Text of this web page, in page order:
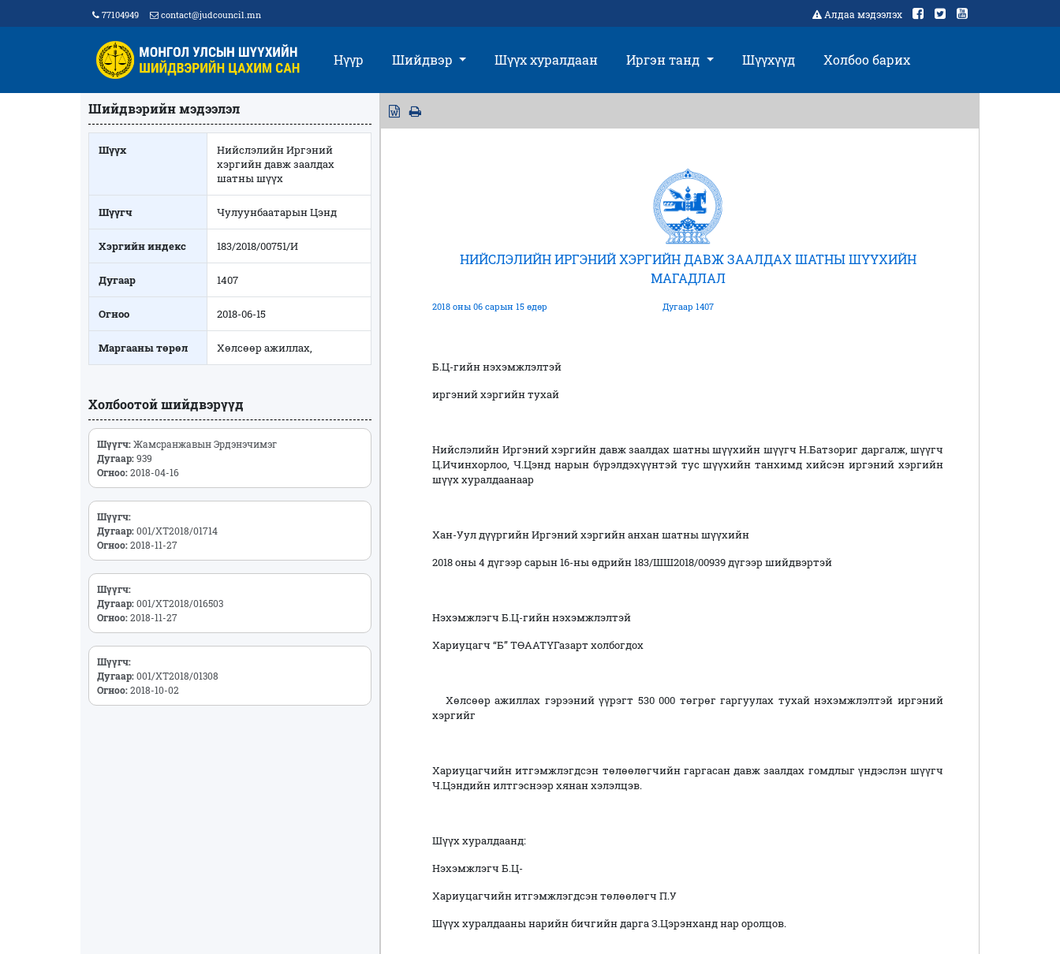
77104949 contact@judcouncil.mn Алдаа мэдээлэх
Нүүр Шийдвэр Шүүх хуралдаан Иргэн танд Шүүхүүд Холбоо барих
Шийдвэрийн мэдээлэл
Шүүх
Нийслэлийн Иргэний
хэргийн давж заалдах
шатны шүүх
Шүүгч Чулуунбаатарын Цэнд
Хэргийн индекс 183/2018/00751/И
Дугаар 1407
Огноо 2018-06-15
Маргааны төрөл Хөлсөөр ажиллах,
Холбоотой шийдвэрүүд
Шүүгч:Жамсранжавын Эрдэнэчимэг
Дугаар:939
Огноо:2018-04-16
Шүүгч:
Дугаар:001/ХТ2018/01714
Огноо:2018-11-27
Шүүгч:
Дугаар:001/ХТ2018/016503
Огноо:2018-11-27
Шүүгч:
Дугаар:001/ХТ2018/01308
Огноо:2018-10-02
НИЙСЛЭЛИЙН ИРГЭНИЙ ХЭРГИЙН ДАВЖ ЗААЛДАХ ШАТНЫ ШҮҮХИЙН
МАГАДЛАЛ
2018 оны 06 сарын 15 өдөр Дугаар 1407
Б.Ц-гийн нэхэмжлэлтэй
иргэний хэргийн тухай
Нийслэлийн Иргэний хэргийн давж заалдах шатны шүүхийн шүүгч Н.Батзориг даргалж, шүүгч
Ц.Ичинхорлоо, Ч.Цэнд нарын бүрэлдэхүүнтэй тус шүүхийн танхимд хийсэн иргэний хэргийн
шүүх хуралдаанаар
Хан-Уул дүүргийн Иргэний хэргийн анхан шатны шүүхийн
2018 оны 4 дүгээр сарын 16-ны өдрийн 183/ШШ2018/00939 дүгээр шийдвэртэй
Нэхэмжлэгч Б.Ц-гийн нэхэмжлэлтэй
Хариуцагч “Б” ТӨААТҮГазарт холбогдох
Хөлсөөр ажиллах гэрээний үүрэгт 530 000 төгрөг гаргуулах тухай нэхэмжлэлтэй иргэний
хэргийг
Хариуцагчийн итгэмжлэгдсэн төлөөлөгчийн гаргасан давж заалдах гомдлыг үндэслэн шүүгч
Ч.Цэндийн илтгэснээр хянан хэлэлцэв.
Шүүх хуралдаанд:
Нэхэмжлэгч Б.Ц-
Хариуцагчийн итгэмжлэгдсэн төлөөлөгч П.У
Шүүх хуралдааны нарийн бичгийн дарга З.Цэрэнханд нар оролцов.